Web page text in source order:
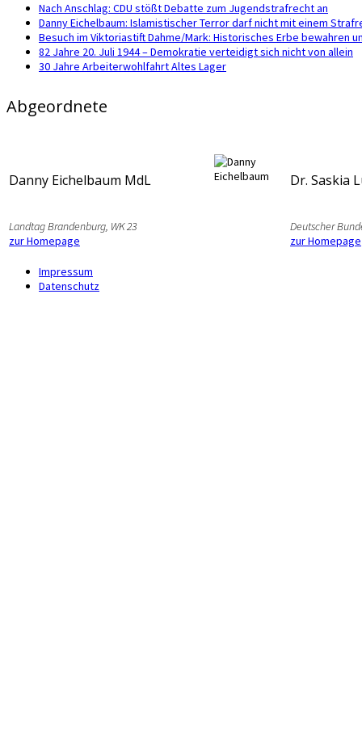
Nach Anschlag: CDU stößt Debatte zum Jugendstrafrecht an
Danny Eichelbaum: Islamistischer Terror darf nicht mit einem
Besuch im Viktoriastift Dahme/Mark: Historisches Erbe bewahren
82 Jahre 20. Juli 1944 – Demokratie verteidigt sich nicht von allein
30 Jahre Arbeiterwohlfahrt Altes Lager
Abgeordnete
Danny Eichelbaum MdL
Landtag Brandenburg, WK 23
zur Homepage
Dr. Saskia
Deutscher
zur Homepage
Impressum
Datenschutz